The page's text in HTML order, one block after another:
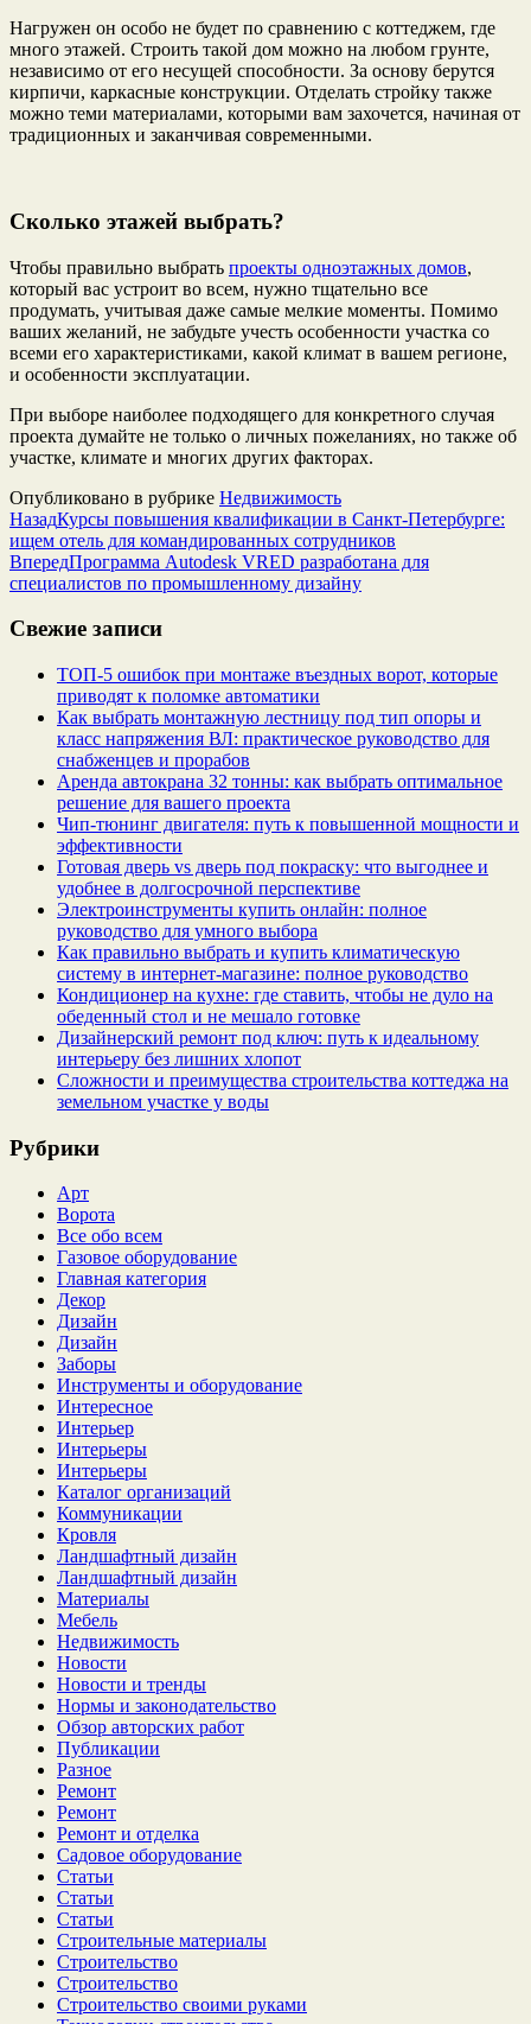
Нагружен он особо не будет по сравнению с коттеджем, где
много этажей. Строить такой дом можно на любом грунте,
независимо от его несущей способности. За основу берутся
кирпичи, каркасные конструкции. Отделать стройку также
можно теми материалами, которыми вам захочется, начиная от
традиционных и заканчивая современными.
Сколько этажей выбрать?
Чтобы правильно выбрать проекты одноэтажных домов,
который вас устроит во всем, нужно тщательно все
продумать, учитывая даже самые мелкие моменты. Помимо
ваших желаний, не забудьте учесть особенности участка со
всеми его характеристиками, какой климат в вашем регионе,
и особенности эксплуатации.
При выборе наиболее подходящего для конкретного случая
проекта думайте не только о личных пожеланиях, но также об
участке, климате и многих других факторах.
Опубликовано в рубрике Недвижимость
НазадКурсы повышения квалификации в Санкт-Петербурге:
ищем отель для командированных сотрудников
ВпередПрограмма Autodesk VRED разработана для
специалистов по промышленному дизайну
Свежие записи
ТОП-5 ошибок при монтаже въездных ворот, которые
приводят к поломке автоматики
Как выбрать монтажную лестницу под тип опоры и
класс напряжения ВЛ: практическое руководство для
снабженцев и прорабов
Аренда автокрана 32 тонны: как выбрать оптимальное
решение для вашего проекта
Чип‑тюнинг двигателя: путь к повышенной мощности и
эффективности
Готовая дверь vs дверь под покраску: что выгоднее и
удобнее в долгосрочной перспективе
Электроинструменты купить онлайн: полное
руководство для умного выбора
Как правильно выбрать и купить климатическую
систему в интернет‑магазине: полное руководство
Кондиционер на кухне: где ставить, чтобы не дуло на
обеденный стол и не мешало готовке
Дизайнерский ремонт под ключ: путь к идеальному
интерьеру без лишних хлопот
Сложности и преимущества строительства коттеджа на
земельном участке у воды
Рубрики
Арт
Ворота
Все обо всем
Газовое оборудование
Главная категория
Декор
Дизайн
Дизайн
Заборы
Инструменты и оборудование
Интересное
Интерьер
Интерьеры
Интерьеры
Каталог организаций
Коммуникации
Кровля
Ландшафтный дизайн
Ландшафтный дизайн
Материалы
Мебель
Недвижимость
Новости
Новости и тренды
Нормы и законодательство
Обзор авторских работ
Публикации
Разное
Ремонт
Ремонт
Ремонт и отделка
Садовое оборудование
Статьи
Статьи
Статьи
Строительные материалы
Строительство
Строительство
Строительство своими руками